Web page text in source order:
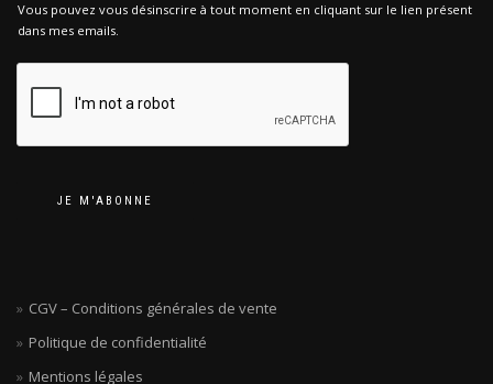
Vous pouvez vous désinscrire à tout moment en cliquant sur le lien présent
dans mes emails.
JE M'ABONNE
CGV – Conditions générales de vente
Politique de confidentialité
Mentions légales